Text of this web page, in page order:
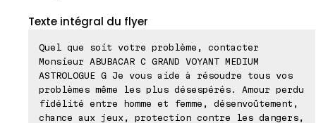
Texte intégral du flyer
Quel que soit votre problème, contacter
Monsieur ABUBACAR C GRAND VOYANT MEDIUM
ASTROLOGUE G Je vous aide à résoudre tous vos
problèmes même les plus désespérés. Amour perdu
fidélité entre homme et femme, désenvoûtement,
chance aux jeux, protection contre les dangers,